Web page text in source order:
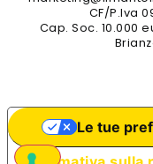
CF/P.Iva
Cap. Soc. 10.000
Le tue